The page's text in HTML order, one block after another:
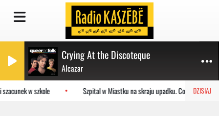
Crying At the Discoteque
Alcazar
DZISIAJ
w szkole Szpital w Miastku na skraju upadku. Co czeka